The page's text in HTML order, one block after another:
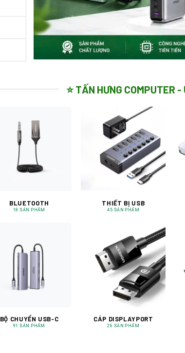
⭐ TẤN HƯNG COMPUTER -
BLUETOOTH
18 SẢN PHẨM
THIẾT BỊ USB
45 SẢN PHẨM
BỘ CHUYỂN USB-C
91 SẢN PHẨM
CÁP DISPLAYPORT
26 SẢN PHẨM